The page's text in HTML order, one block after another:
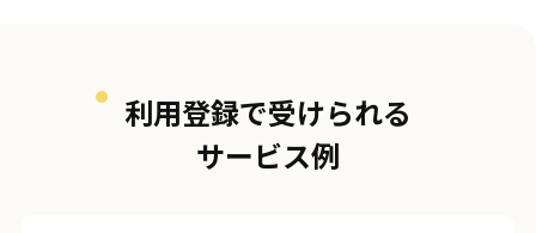
利用登録で受けられる
サービス例